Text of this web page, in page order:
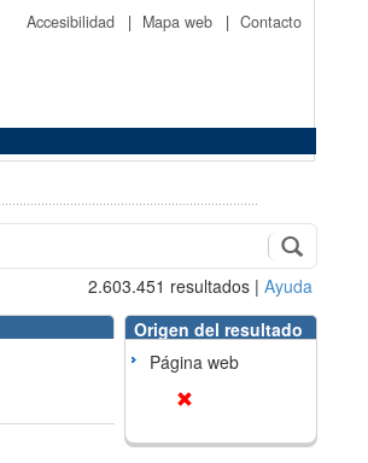
Accesibilidad | Mapa web | Contacto
2.603.451 resultados | Ayuda
Origen del resultado
Página web